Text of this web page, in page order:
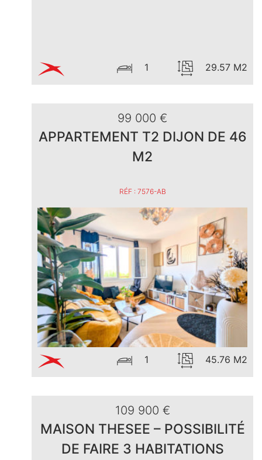
1 29.57 M2
99 000 €
APPARTEMENT T2 DIJON DE 46
M2
RÉF : 7576-AB
1 45.76 M2
109 900 €
MAISON THESEE – POSSIBILITÉ
DE FAIRE 3 HABITATIONS